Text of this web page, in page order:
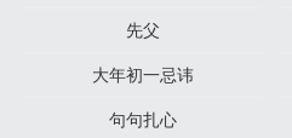
先父
大年初一忌讳
句句扎心